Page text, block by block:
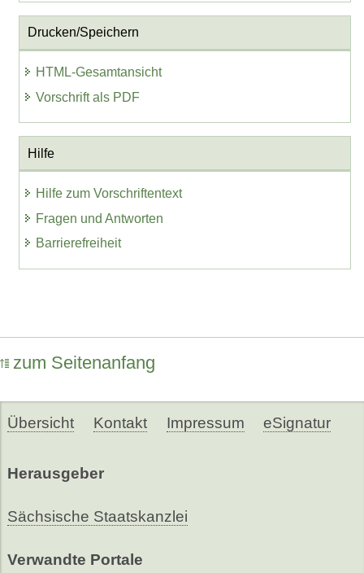
Drucken/Speichern
HTML-Gesamtansicht
Vorschrift als PDF
Hilfe
Hilfe zum Vorschriftentext
Fragen und Antworten
Barrierefreiheit
zum Seitenanfang
Übersicht Kontakt Impressum eSignatur
Herausgeber
Sächsische Staatskanzlei
Verwandte Portale